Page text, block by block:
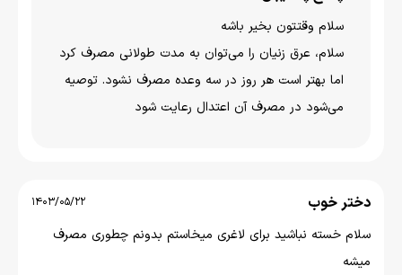
سلام وقتتون بخير باشه
سلام، عرق زنیان را می‌توان به مدت طولانی مصرف کرد
اما بهتر است هر روز در سه وعده مصرف نشود. توصیه
می‌شود در مصرف آن اعتدال رعایت شود
دختر خوب 1403/05/22
سلام خسته نباشید برای لاغری میخاستم بدونم چطوری مصرف
میشه